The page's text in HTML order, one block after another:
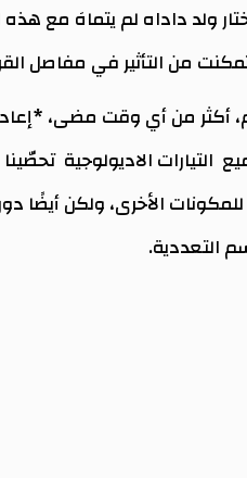
ولد داداه لم يتماهَ مع
من التأثير في مفاصل
أكثر من أي وقت مضى،
الاديولوجية
الأخرى، ولكن
التعددية.